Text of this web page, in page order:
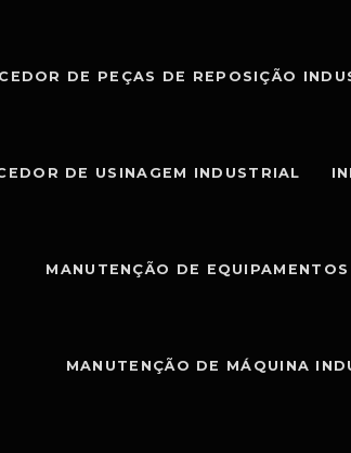
DE PEÇAS DE REPOSIÇÃO
DE USINAGEM INDUSTRIAL
MANUTENÇÃO DE EQUIPAMENTOS
MANUTENÇÃO DE MÁQUINA